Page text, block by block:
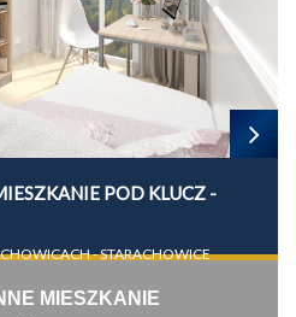
POD KLUCZ -
- STARACHOWICE
MIESZKANIE